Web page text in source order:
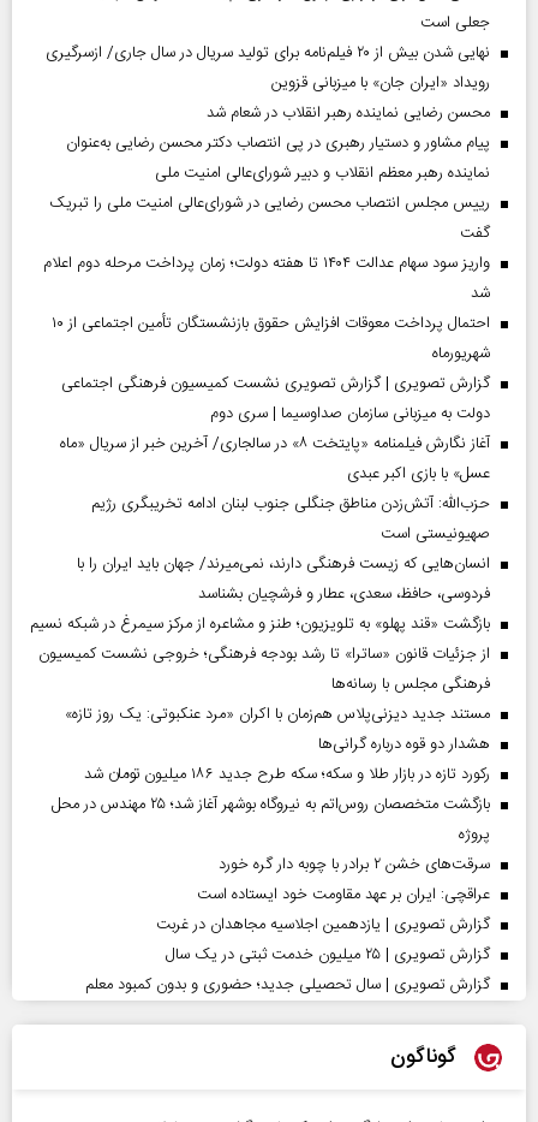
جعلی است
نهایی شدن بیش از ۲۰ فیلم‌نامه برای تولید سریال در سال جاری/ ازسرگیری
رویداد «ایران جان» با میزبانی قزوین
محسن رضایی نماینده رهبر انقلاب در شعام شد
پیام مشاور و دستیار رهبری در پی انتصاب دکتر محسن رضایی به‌عنوان
نماینده رهبر معظم انقلاب و دبیر شورای‌عالی امنیت ملی
رییس مجلس انتصاب محسن رضایی در شورای‌عالی امنیت ملی را تبریک
گفت
واریز سود سهام عدالت ۱۴۰۴ تا هفته دولت؛ زمان پرداخت مرحله دوم اعلام
شد
احتمال پرداخت معوقات افزایش حقوق بازنشستگان تأمین اجتماعی از ۱۰
شهریورماه
گزارش تصویری | گزارش تصویری نشست کمیسیون فرهنگی اجتماعی
دولت به میزبانی سازمان صداوسیما | سری دوم
آغاز نگارش فیلمنامه «پایتخت ۸» در سالجاری/ آخرین خبر از سریال «ماه
عسل» با بازی اکبر عبدی
حزب‌الله: آتش‌زدن مناطق جنگلی جنوب لبنان ادامه تخریبگری رژیم
صهیونیستی است
انسان‌هایی که زیست فرهنگی دارند، نمی‌میرند/ جهان باید ایران را با
فردوسی، حافظ، سعدی، عطار و فرشچیان بشناسد
بازگشت «قند پهلو» به تلویزیون؛ طنز و مشاعره از مرکز سیمرغ در شبکه نسیم
از جزئیات قانون «ساترا» تا رشد بودجه فرهنگی؛ خروجی نشست کمیسیون
فرهنگی مجلس با رسانه‌ها
مستند جدید دیزنی‌پلاس هم‌زمان با اکران «مرد عنکبوتی: یک روز تازه»
هشدار دو قوه درباره گرانی‌ها
رکورد تازه در بازار طلا و سکه؛ سکه طرح جدید ۱۸۶ میلیون تومان شد
بازگشت متخصصان روس‌اتم به نیروگاه بوشهر آغاز شد؛ ۲۵ مهندس در محل
پروژه
سرقت‌های خشن ۲ برادر با چوبه دار گره خورد
عراقچی: ایران بر عهد مقاومت خود ایستاده است
گزارش تصویری | یازدهمین اجلاسیه مجاهدان در غربت
گزارش تصویری | ۲۵ میلیون خدمت ثبتی در یک سال
گزارش تصویری | سال تحصیلی جدید؛ حضوری و بدون کمبود معلم
گوناگون